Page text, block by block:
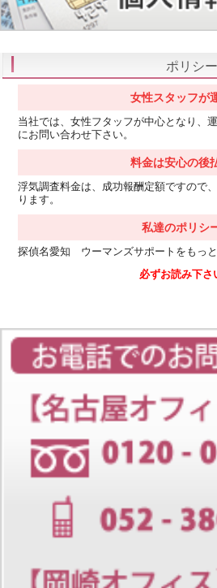
ポリシー
女性スタッフが
当社では、女性フタッフが中心となり、
にお問い合わせ下さい。
料金は安心の後
浮気調査料金は、成功報酬定額ですので
ります。
私達のポリシ
探偵名愛知 ウーマンズサポートをもっと
必ずお読み下さ